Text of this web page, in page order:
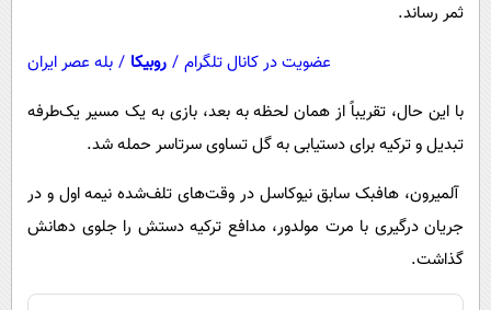
سیاست خارجی
ثمر رساند.
عضویت در کانال تلگرام / روبیکا / بله عصر ایران
با این حال، تقریباً از همان لحظه به بعد، بازی به یک مسیر یک‌طرفه
تبدیل و ترکیه برای دستیابی به گل تساوی سرتاسر حمله شد.
آلمیرون، هافبک سابق نیوکاسل در وقت‌های تلف‌شده نیمه اول و در
جریان درگیری با مرت مولدور، مدافع ترکیه دستش را جلوی دهانش
گذاشت.